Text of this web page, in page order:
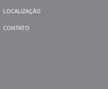
LOCALIZAÇÃO
CONTATO